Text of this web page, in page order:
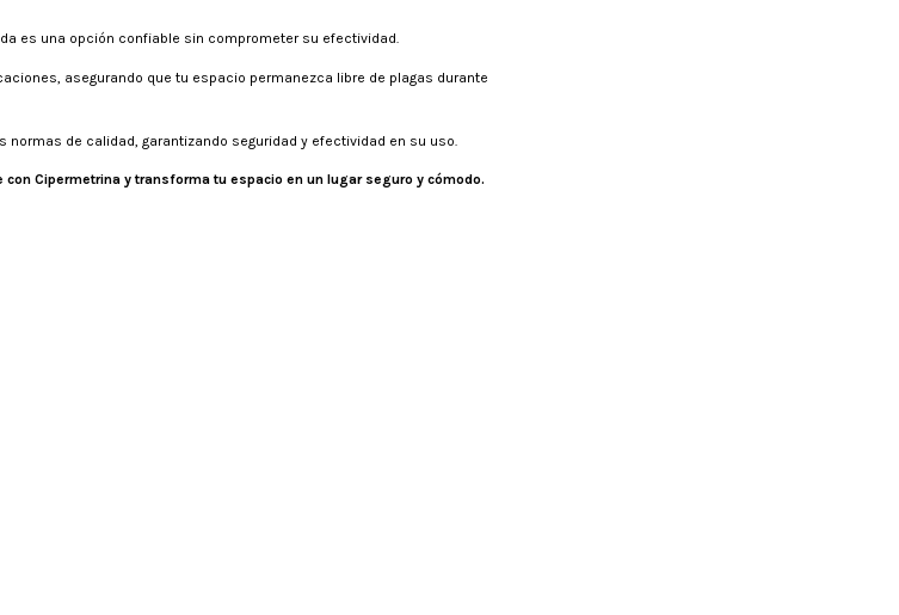
es una opción confiable sin comprometer su efectividad.
asegurando que tu espacio permanezca libre de plagas durante
de calidad, garantizando seguridad y efectividad en su uso.
Cipermetrina y transforma tu espacio en un lugar seguro y cómodo.